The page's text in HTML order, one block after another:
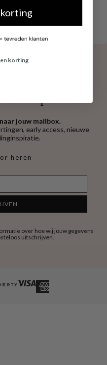
trendupdates
jouw mailbox.
early access, nieuwe
heren
over hoe wij jouw gegevens
uitschrijven.
korting
korting